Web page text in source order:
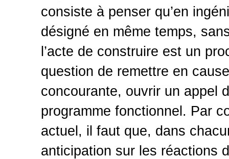
consiste à penser qu’en
désigné en même temps,
l’acte de construire est un
question de remettre en
concourante, ouvrir un appel
programme fonctionnel. Par
actuel, il faut que, dans
anticipation sur les réactions